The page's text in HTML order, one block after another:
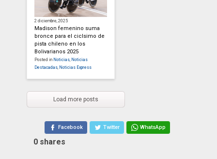
2 diciembre, 2025
Madison femenino suma
bronce para el ciclsimo de
pista chileno en los
Bolivarianos 2025
Posted in Noticias Noticias
Destacadas Noticias Express
Load more posts
Facebook Twitter WhatsApp
0 shares